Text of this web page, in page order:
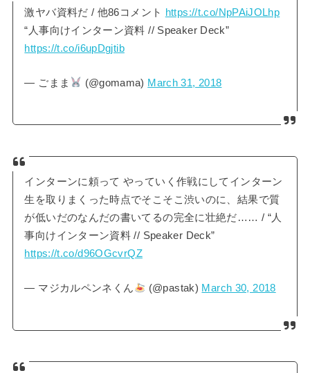
激ヤバ資料だ / 他86コメント
https://t.co/NpPAiJOLhp
“人事向けインターン資料 // Speaker Deck”
https://t.co/i6upDgjtib
— ごまま (@gomama) March 31, 2018
インターンに頼って やっていく作戦にしてインターン
生を取りまくった時点でそこそこ渋いのに、結果で質
が低いだのなんだの書いてるの完全に壮絶だ…… / “人
事向けインターン資料 // Speaker Deck”
https://t.co/d96OGcvrQZ
— マジカルペンネくん (@pastak) March 30, 2018